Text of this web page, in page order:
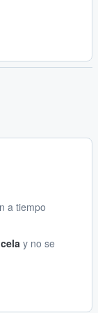
a tiempo
y no se